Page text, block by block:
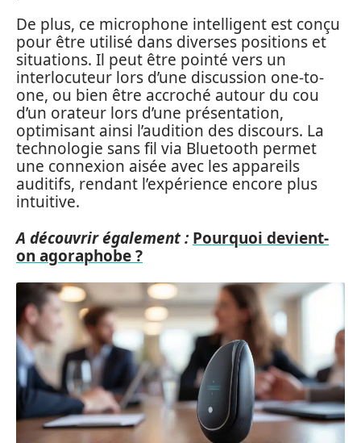
De plus, ce microphone intelligent est conçu
pour être utilisé dans diverses positions et
situations. Il peut être pointé vers un
interlocuteur lors d’une discussion one-to-
one, ou bien être accroché autour du cou
d’un orateur lors d’une présentation,
optimisant ainsi l’audition des discours. La
technologie sans fil via Bluetooth permet
une connexion aisée avec les appareils
auditifs, rendant l’expérience encore plus
intuitive.
A découvrir également : Pourquoi devient-
on agoraphobe ?